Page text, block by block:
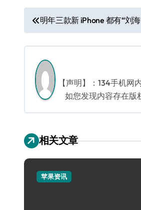
文
章
导
航
明年三款新 iPhone 都有“刘
【声明】：134手机
如您发现内容存在版
相关文章
苹果资讯